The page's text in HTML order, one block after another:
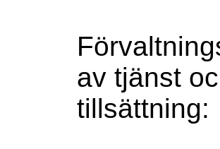
av tjänst
tillsättning: